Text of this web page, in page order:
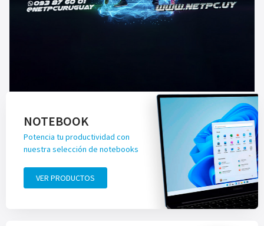
NOTEBOOK
Potencia tu productividad con
nuestra selección de notebooks
VER PRODUCTOS